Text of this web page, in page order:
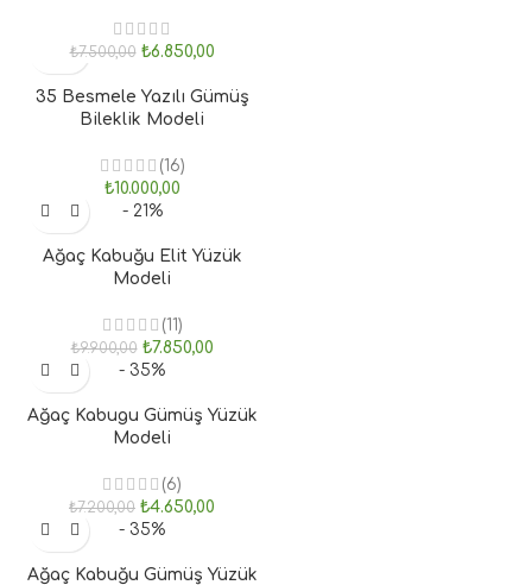
₺7.500,00 ₺6.850,00
35 Besmele Yazılı Gümüş
Bileklik Modeli
(16)
₺10.000,00
- 21%
Ağaç Kabuğu Elit Yüzük
Modeli
(11)
₺9.900,00 ₺7.850,00
- 35%
Ağaç Kabugu Gümüş Yüzük
Modeli
(6)
₺7.200,00 ₺4.650,00
- 35%
Ağaç Kabuğu Gümüş Yüzük